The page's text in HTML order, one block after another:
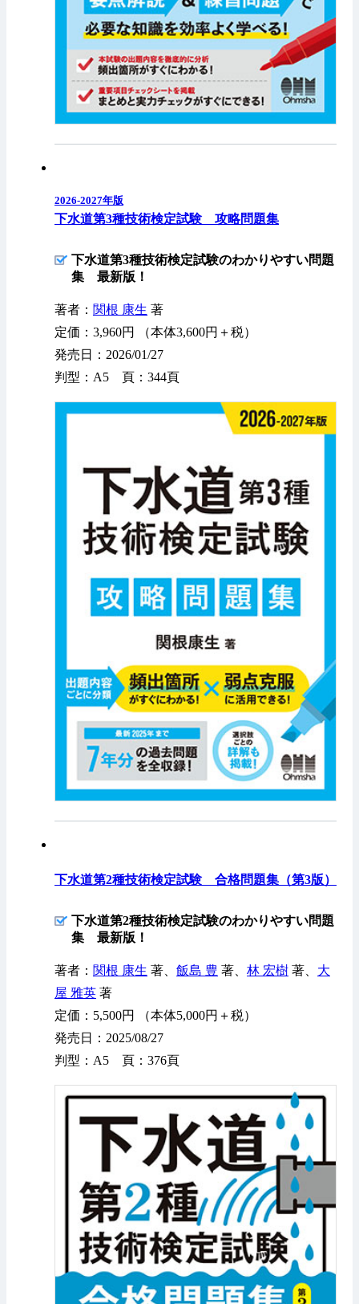
2026-2027年版
下水道第3種技術検定試験 攻略問題集
下水道第3種技術検定試験のわかりやすい問題
集 最新版！
著者： 関根 康生 著
定価：3,960円 （本体3,600円＋税）
発売日：2026/01/27
判型：A5 頁：344頁
下水道第2種技術検定試験 合格問題集（第3版）
下水道第2種技術検定試験のわかりやすい問題
集 最新版！
著者： 関根 康生 著、 飯島 豊 著、 林 宏樹 著、 大
屋 雅英 著
定価：5,500円 （本体5,000円＋税）
発売日：2025/08/27
判型：A5 頁：376頁